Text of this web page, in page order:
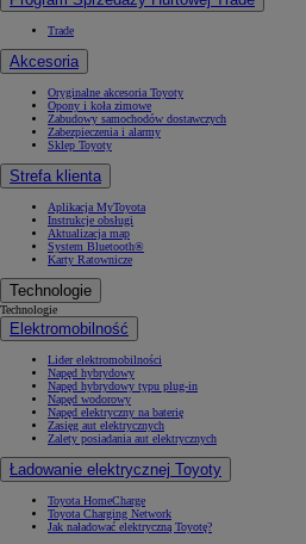
Trade
Akcesoria
Oryginalne akcesoria Toyoty
Opony i koła zimowe
Zabudowy samochodów dostawczych
Zabezpieczenia i alarmy
Sklep Toyoty
Strefa klienta
Aplikacja MyToyota
Instrukcje obsługi
Aktualizacja map
System Bluetooth®
Karty Ratownicze
Technologie
Technologie
Elektromobilność
Lider elektromobilności
Napęd hybrydowy
Napęd hybrydowy typu plug-in
Napęd wodorowy
Napęd elektryczny na baterię
Zasięg aut elektrycznych
Zalety posiadania aut elektrycznych
Ładowanie elektrycznej Toyoty
Toyota HomeCharge
Toyota Charging Network
Jak naładować elektryczną Toyotę?